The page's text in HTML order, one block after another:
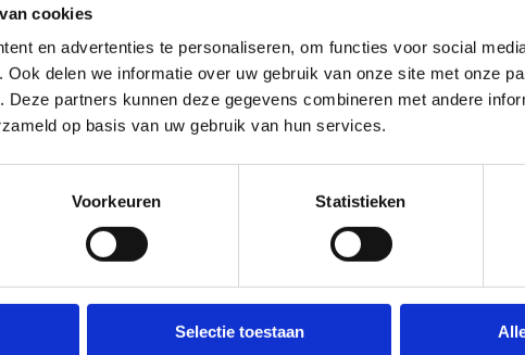
cookies
en advertenties te personaliseren, om functies voor social
delen we informatie over uw gebruik van onze site met onze
Deze partners kunnen deze gegevens combineren met andere
op basis van uw gebruik van hun services.
Voorkeuren Statistieken
Selectie toestaan
Lokaal
We bouwen aan een betere
ook in de samenleving. Daarom